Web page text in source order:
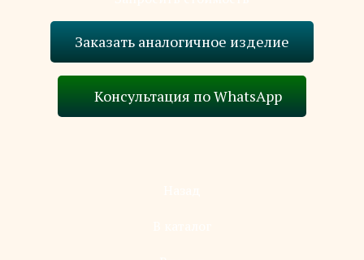
Заказать аналогичное изделие
Консультация по WhatsApp